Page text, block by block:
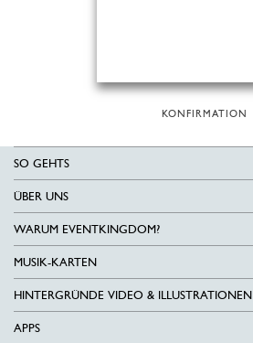
KONFIRMATION
SO GEHTS
ÜBER UNS
WARUM EVENTKINGDOM?
MUSIK-KARTEN
HINTERGRÜNDE VIDEO & ILLUSTRATIONEN
APPS